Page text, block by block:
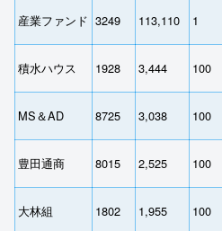
産業ファンド 3249 113,110 1
積水ハウス 1928 3,444 100
MS＆AD 8725 3,038 100
豊田通商 8015 2,525 100
大林組 1802 1,955 100